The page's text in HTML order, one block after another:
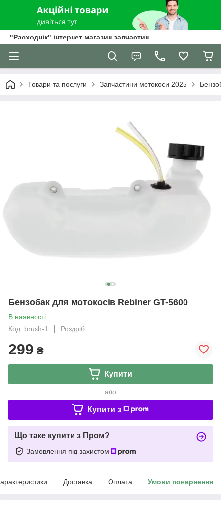
"Расходнік" інтернет магазин запчастин
Товари та послуги Запчастини мотокоси 2025
Бензобак для мотокосів Rebiner GT-5600
В наявності
Код: brush-1
Роздріб
299 ₴
Купити
або
Купити з
Що таке купити з Пром?
Замовлення під захистом
Доставка Оплата Умови повернення